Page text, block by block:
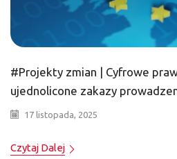
#Projekty zmian | Cyfrowe
ujednolicone zakazy
17 listopada, 2025
Czytaj Dalej